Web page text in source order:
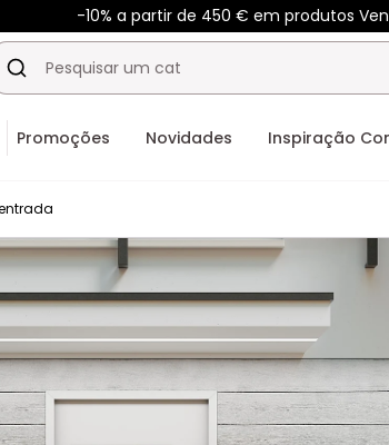
-10% a partir de 450 € em produtos
Promoções Novidades Inspiração